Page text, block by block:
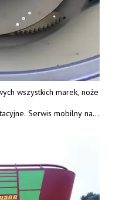
wszystkich marek, noże
Serwis mobilny na